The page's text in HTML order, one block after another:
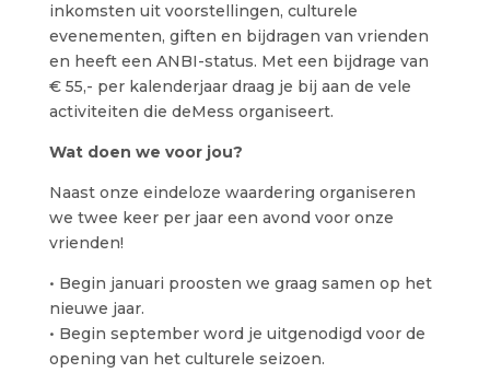
inkomsten uit voorstellingen, culturele
evenementen, giften en bijdragen van vrienden
en heeft een ANBI-status. Met een bijdrage van
€ 55,- per kalenderjaar draag je bij aan de vele
activiteiten die deMess organiseert.
Wat doen we voor jou?
Naast onze eindeloze waardering organiseren
we twee keer per jaar een avond voor onze
vrienden!
• Begin januari proosten we graag samen op het
nieuwe jaar.
• Begin september word je uitgenodigd voor de
opening van het culturele seizoen.